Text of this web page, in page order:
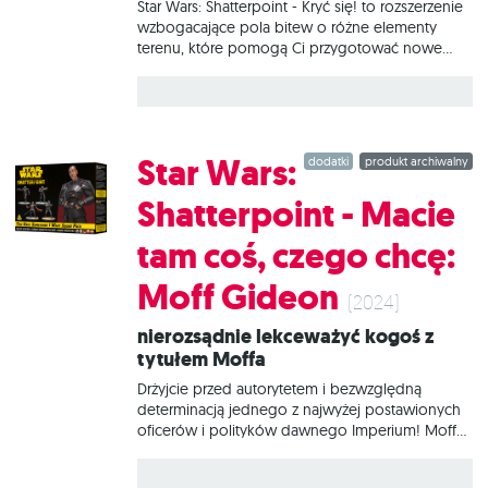
Star Wars: Shatterpoint - Kryć się! to rozszerzenie
wzbogacające pola bitew o różne elementy
terenu, które pomogą Ci przygotować nowe
uzupełnieniem terenów z zestawu
podstawowego Star Wars: Shatterpoint. Tereny
samodzielnego złożenia. Czym jest Star Wars:
Shatterpoint? To pojedynkowa gra figurkowa dla
2 osób, w której przejmujemy kontrolę nad
kultowymi postaciami z galaktyki Star Wars i ich
sojusznikami, walcząc ze sobą o to, kto pierwszy
produkt archiwalny
dodatki
Star Wars:
Shatterpoint - Macie
tam coś, czego chcę:
Moff Gideon (2024)
Nierozsądnie lekceważyć kogoś z
tytułem Moffa
Drżyjcie przed autorytetem i bezwzględną
determinacją jednego z najwyżej postawionych
oficerów i polityków dawnego Imperium! Moff